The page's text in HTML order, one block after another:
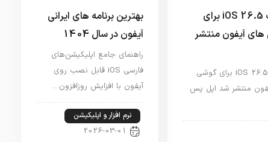
آپدیت iOS 26.5 برای
آیفون منتشر
آپدیت iOS 26.5 برای گوشی
منتشر شد اپل پس
بهترین برنامه های ایرانی
آیفون در سال 1404
راهنمای جامع اپلیکیشن‌های
فارسی iOS قابل نصب روی
آیفون با افزایش روزافزون…
نرم افزار و اپلیکیشن
2026-03-01